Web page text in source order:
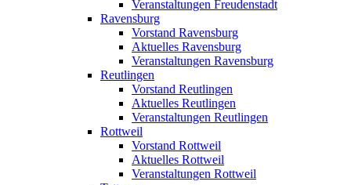
Veranstaltungen Freudenstadt
Ravensburg
Vorstand Ravensburg
Aktuelles Ravensburg
Veranstaltungen Ravensburg
Reutlingen
Vorstand Reutlingen
Aktuelles Reutlingen
Veranstaltungen Reutlingen
Rottweil
Vorstand Rottweil
Aktuelles Rottweil
Veranstaltungen Rottweil